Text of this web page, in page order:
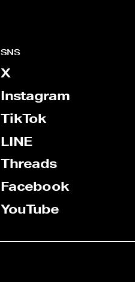
SNS
X
Instagram
TikTok
LINE
Threads
Facebook
YouTube